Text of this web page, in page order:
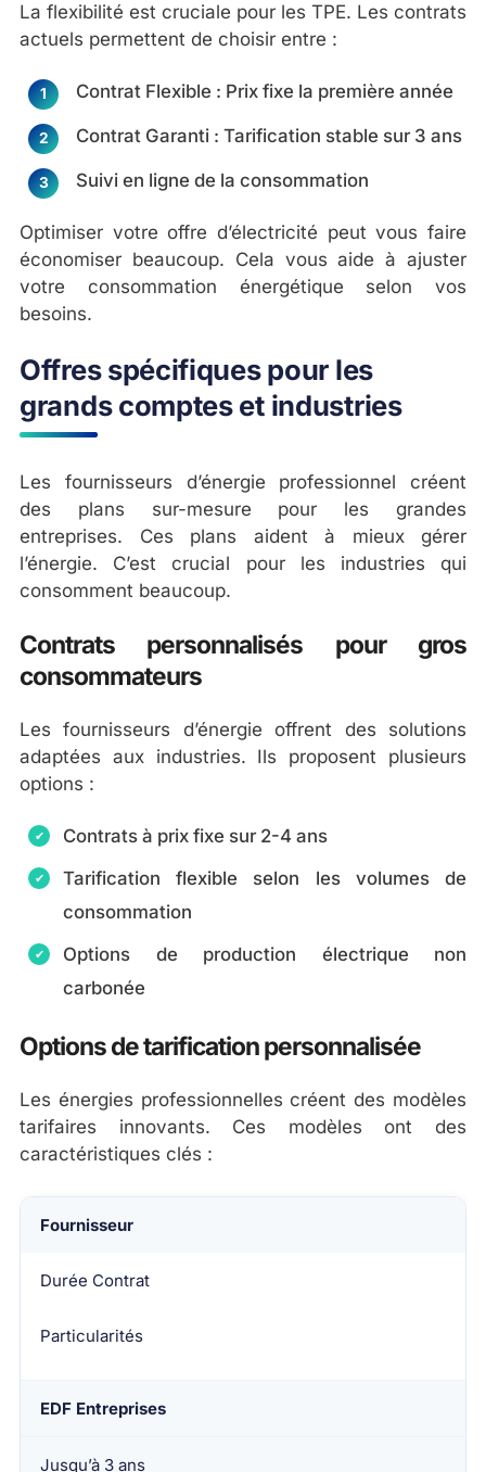
La flexibilité est cruciale pour les TPE. Les contrats
actuels permettent de choisir entre :
Contrat Flexible : Prix fixe la première année
Contrat Garanti : Tarification stable sur 3 ans
Suivi en ligne de la consommation
Optimiser votre offre d’électricité peut vous faire
économiser beaucoup. Cela vous aide à ajuster
votre consommation énergétique selon vos
besoins.
Offres spécifiques pour les
grands comptes et industries
Les fournisseurs d’énergie professionnel créent
des plans sur-mesure pour les grandes
entreprises. Ces plans aident à mieux gérer
l’énergie. C’est crucial pour les industries qui
consomment beaucoup.
Contrats personnalisés pour gros
consommateurs
Les fournisseurs d’énergie offrent des solutions
adaptées aux industries. Ils proposent plusieurs
options :
Contrats à prix fixe sur 2-4 ans
Tarification flexible selon les volumes de
consommation
Options de production électrique non
carbonée
Options de tarification personnalisée
Les énergies professionnelles créent des modèles
tarifaires innovants. Ces modèles ont des
caractéristiques clés :
Fournisseur
Durée Contrat
Particularités
EDF Entreprises
Jusqu’à 3 ans